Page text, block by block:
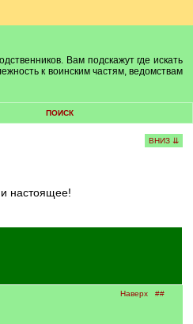
Вам подскажут где искать
к воинским частям, ведомствам
ПОИСК
ВНИЗ ⇊
настоящее!
Наверх ##